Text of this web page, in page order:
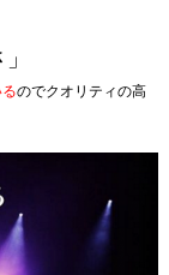
のでクオリティの高